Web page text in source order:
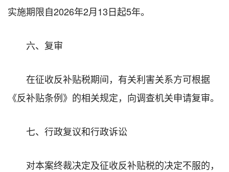
实施期限自2026年2月13日起5年。
六、复审
在征收反补贴税期间，有关利害关系方可根据
《反补贴条例》的相关规定，向调查机关申请复审。
七、行政复议和行政诉讼
对本案终裁决定及征收反补贴税的决定不服的，